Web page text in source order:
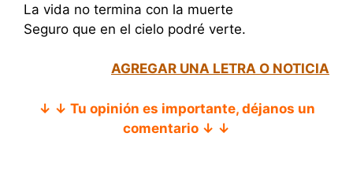
La vida no termina con la muerte
Seguro que en el cielo podré verte.
AGREGAR UNA LETRA O NOTICIA
↓ ↓ Tu opinión es importante, déjanos un
comentario ↓ ↓